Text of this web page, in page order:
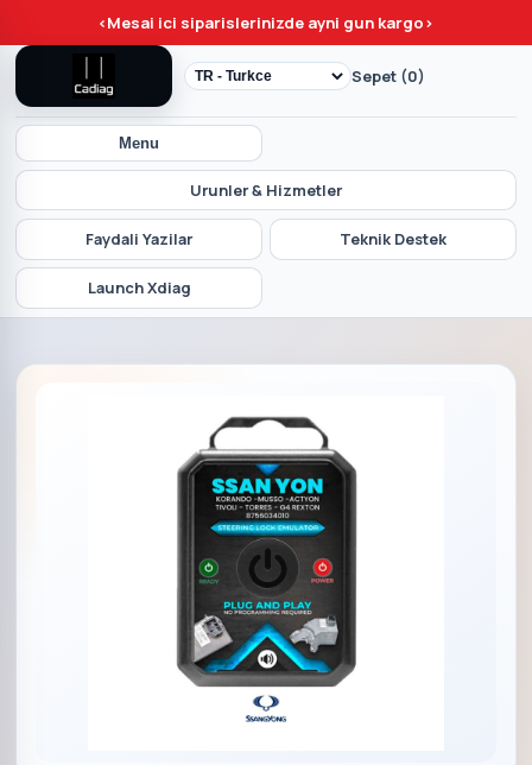
<Mesai ici siparislerinizde ayni gun kargo>
Menu
Urunler & Hizmetler
Faydali Yazilar Teknik Destek
Launch Xdiag
Sepet (0)